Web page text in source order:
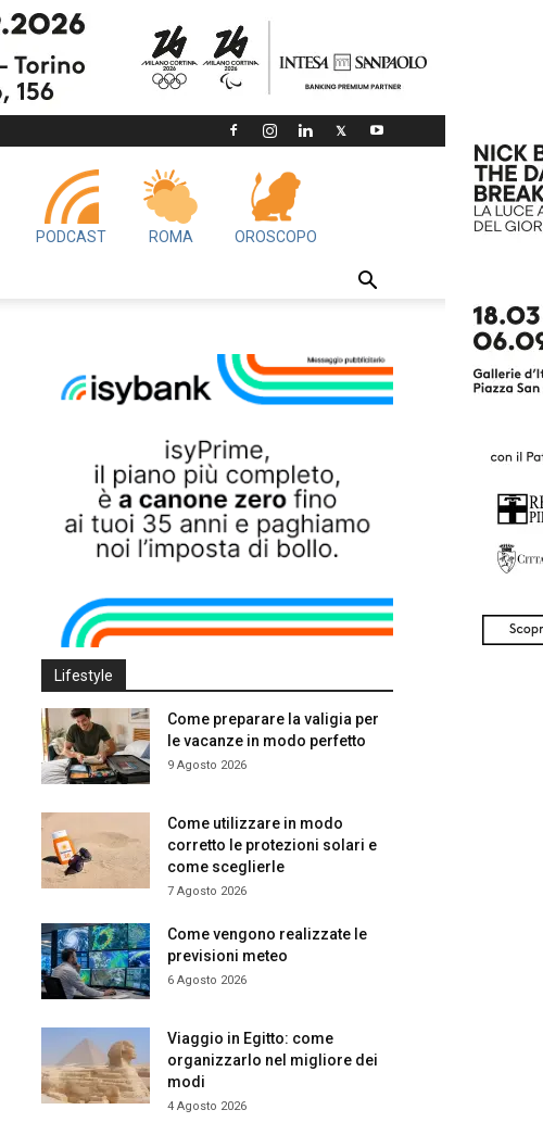
PODCAST ROMA OROSCOPO
Lifestyle
Come preparare la valigia per
le vacanze in modo perfetto
9 Agosto 2026
Come utilizzare in modo
corretto le protezioni solari e
come sceglierle
7 Agosto 2026
Come vengono realizzate le
previsioni meteo
6 Agosto 2026
Viaggio in Egitto: come
organizzarlo nel migliore dei
modi
4 Agosto 2026